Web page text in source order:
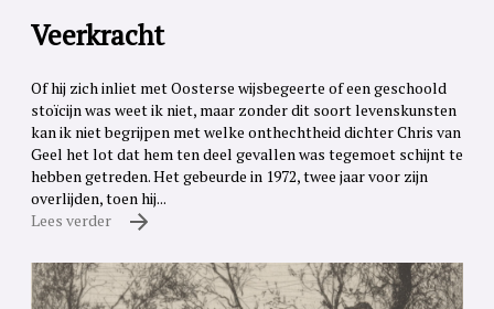
Veerkracht
Of hij zich inliet met Oosterse wijsbegeerte of een geschoold
stoïcijn was weet ik niet, maar zonder dit soort levenskunsten
kan ik niet begrijpen met welke onthechtheid dichter Chris van
Geel het lot dat hem ten deel gevallen was tegemoet schijnt te
hebben getreden. Het gebeurde in 1972, twee jaar voor zijn
overlijden, toen hij...
Lees verder